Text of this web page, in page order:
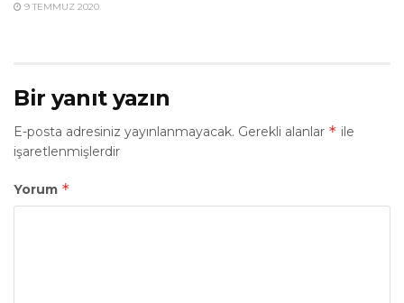
9 TEMMUZ 2020
Bir yanıt yazın
E-posta adresiniz yayınlanmayacak. Gerekli alanlar * ile
işaretlenmişlerdir
Yorum *